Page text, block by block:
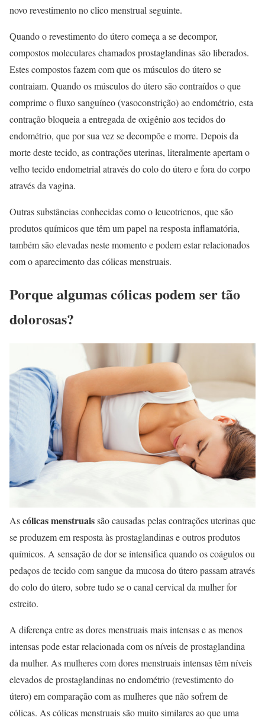
novo revestimento no clico menstrual seguinte.
Quando o revestimento do útero começa a se decompor,
compostos moleculares chamados prostaglandinas são liberados.
Estes compostos fazem com que os músculos do útero se
contraiam. Quando os músculos do útero são contraídos o que
comprime o fluxo sanguíneo (vasoconstrição) ao endométrio, esta
contração bloqueia a entregada de oxigênio aos tecidos do
endométrio, que por sua vez se decompõe e morre. Depois da
morte deste tecido, as contrações uterinas, literalmente apertam o
velho tecido endometrial através do colo do útero e fora do corpo
através da vagina.
Outras substâncias conhecidas como o leucotrienos, que são
produtos químicos que têm um papel na resposta inflamatória,
também são elevadas neste momento e podem estar relacionados
com o aparecimento das cólicas menstruais.
Porque algumas cólicas podem ser tão
dolorosas?
Ascólicas menstruaissão causadas pelas contrações uterinas que
se produzem em resposta às prostaglandinas e outros produtos
químicos. A sensação de dor se intensifica quando os coágulos ou
pedaços de tecido com sangue da mucosa do útero passam através
do colo do útero, sobre tudo se o canal cervical da mulher for
estreito.
A diferença entre as dores menstruais mais intensas e as menos
intensas pode estar relacionada com os níveis de prostaglandina
da mulher. As mulheres com dores menstruais intensas têm níveis
elevados de prostaglandinas no endométrio (revestimento do
útero) em comparação com as mulheres que não sofrem de
cólicas. As cólicas menstruais são muito similares ao que uma